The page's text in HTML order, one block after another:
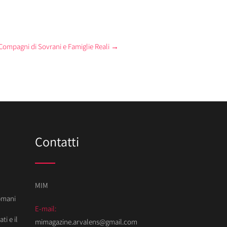
di Sovrani e Famiglie Reali →
e il
Contatti
MIM
E-mail:
mimagazine.arvalens@gmail.com